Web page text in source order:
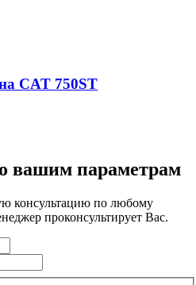
CAT 750ST
вашим параметрам
консультацию по любому
проконсультирует Вас.